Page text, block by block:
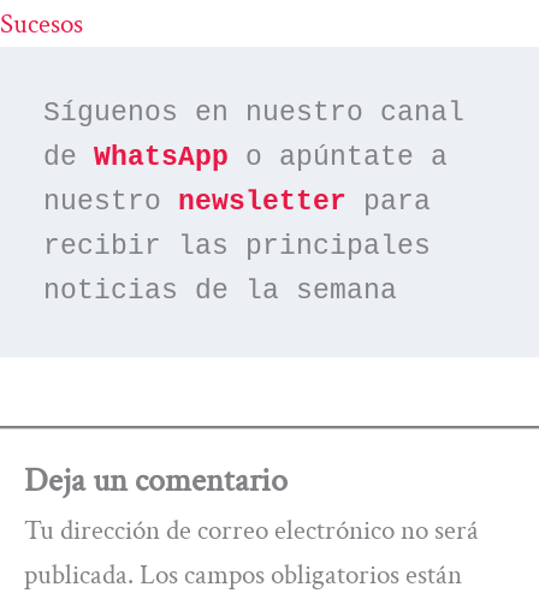
Sucesos
Síguenos en nuestro canal
de WhatsApp o apúntate a
nuestro newsletter para
recibir las principales
noticias de la semana
Deja un comentario
Tu dirección de correo electrónico no será
publicada. Los campos obligatorios están